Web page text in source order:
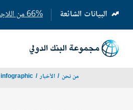
البيانات الشائعة 66% من اللاجئين نزحوا لمدة خمس سنوات على الأقل
(opens
in
a
new
من نحن الأخبار infographic